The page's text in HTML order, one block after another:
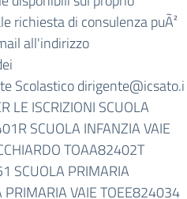
richiesta di consulenza puÃ²
all'indirizzo
Scolastico dirigente@icsato.i
LE ISCRIZIONI SCUOLA
SCUOLA INFANZIA VAIE
TOAA82402T
SCUOLA PRIMARIA
VAIE TOEE824034